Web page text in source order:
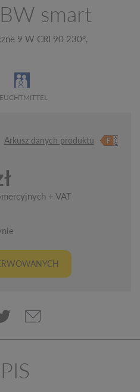
smart
9 W CRI 90 230°,
Arkusz danych produktu
+ VAT